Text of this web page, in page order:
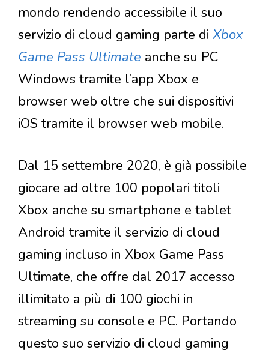
mondo rendendo accessibile il suo
servizio di cloud gaming parte di Xbox
Game Pass Ultimate anche su PC
Windows tramite l’app Xbox e
browser web oltre che sui dispositivi
iOS tramite il browser web mobile.
Dal 15 settembre 2020, è già possibile
giocare ad oltre 100 popolari titoli
Xbox anche su smartphone e tablet
Android tramite il servizio di cloud
gaming incluso in Xbox Game Pass
Ultimate, che offre dal 2017 accesso
illimitato a più di 100 giochi in
streaming su console e PC. Portando
questo suo servizio di cloud gaming